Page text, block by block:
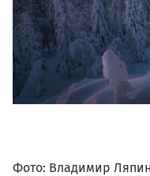
Фото: Владимир Ляпин